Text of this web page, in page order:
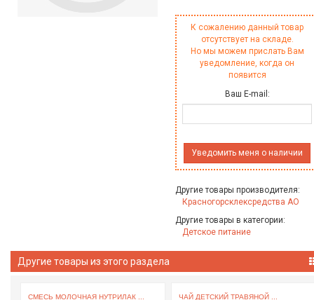
К сожалению данный товар
отсутствует на складе.
Но мы можем прислать Вам
уведомление, когда он
появится
Ваш E-mail:
Уведомить меня о наличии
Другие товары производителя:
Красногорсклексредства АО
Другие товары в категории:
Детское питание
Другие товары из этого раздела
СМЕСЬ МОЛОЧНАЯ НУТРИЛАК ... ЧАЙ ДЕТСКИЙ ТРАВЯНОЙ ...